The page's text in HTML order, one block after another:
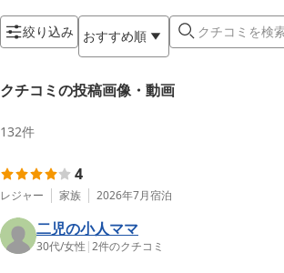
絞り込み おすすめ順
クチコミの投稿画像・動画
132件
4
レジャー 家族 2026年7月宿泊
二児の小人ママ
30代/女性 |2件のクチコミ